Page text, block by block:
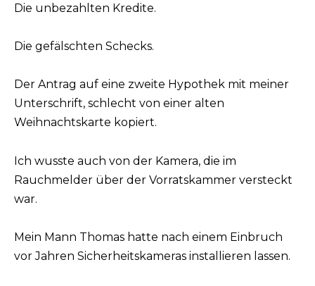
Die unbezahlten Kredite.
Die gefälschten Schecks.
Der Antrag auf eine zweite Hypothek mit meiner
Unterschrift, schlecht von einer alten
Weihnachtskarte kopiert.
Ich wusste auch von der Kamera, die im
Rauchmelder über der Vorratskammer versteckt
war.
Mein Mann Thomas hatte nach einem Einbruch
vor Jahren Sicherheitskameras installieren lassen.